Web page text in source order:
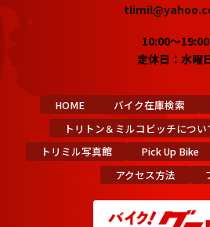
10:00～19:00
定休日：水曜
HOME バイク在庫検索
トリトン＆ミルコビッチについ
トリミル写真館
Pick Up
アクセス方法